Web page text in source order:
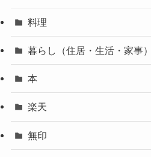
料理
暮らし（住居・生活・家事）
本
楽天
無印